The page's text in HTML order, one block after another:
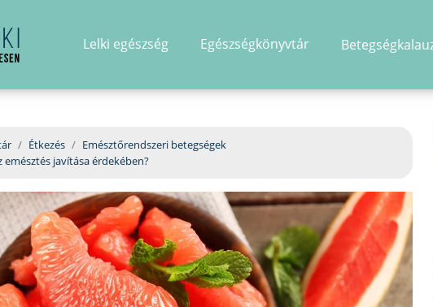
Lelki egészség Egészségkönyvtár
Étkezés
Emésztőrendszeri betegségek
javítása érdekében?